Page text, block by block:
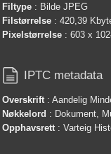
Filtype : Bilde JPEG
Filstørrelse : 420,39
Pixelstørrelse : 603 x
 IPTC metadata
Overskrift : Aandelig
Nøkkelord : Dokument,
Opphavsrett : Varteig